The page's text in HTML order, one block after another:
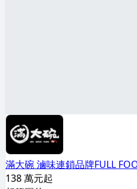
滿大碗 滷味連鎖品牌FULL
138 萬元起